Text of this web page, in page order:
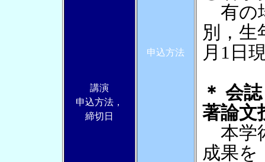
講演
申込方法，
締切日
申込方法
有の
別，生
月1日
＊ 会
著論文
本学
成果を